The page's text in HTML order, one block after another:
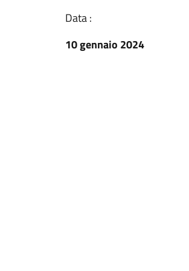
Data :
10 gennaio 2024